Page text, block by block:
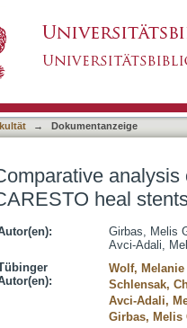
hemocompatibility
→ Dokumentanzeige
heal
Girbas, Melis
Avci-Adali,
Wolf, Melanie
Schlensak,
Avci-Adali,
Girbas, Melis